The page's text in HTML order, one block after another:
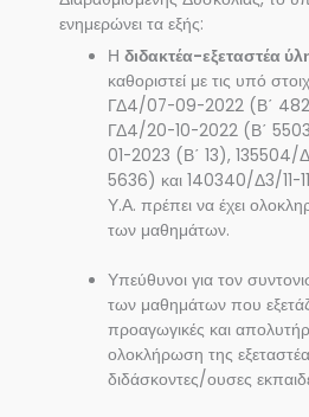
ενημερώνει τα εξής:
Ηδιδακτέα-εξεταστέα
καθοριστεί με τις υπό
ΓΔ4/07-09-2022 (Β΄
ΓΔ4/20-10-2022 (Β΄
01-2023 (Β΄ 13), 135504/
5636) και 140340/Δ3/11-
Υ.Α. πρέπει να έχει
των μαθημάτων.
Υπεύθυνοι για τον
των μαθημάτων που
προαγωγικές και
ολοκλήρωση της
διδάσκοντες/ουσες